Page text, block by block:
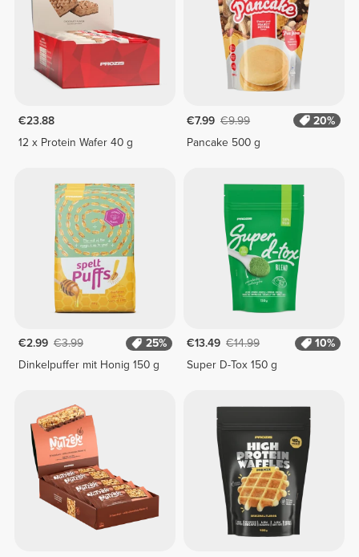
€23.88
12 x Protein Wafer 40 g
€7.99 €9.99
20%
Pancake 500 g
€2.99 €3.99
25%
Dinkelpuffer mit Honig 150 g
€13.49 €14.99
10%
Super D-Tox 150 g